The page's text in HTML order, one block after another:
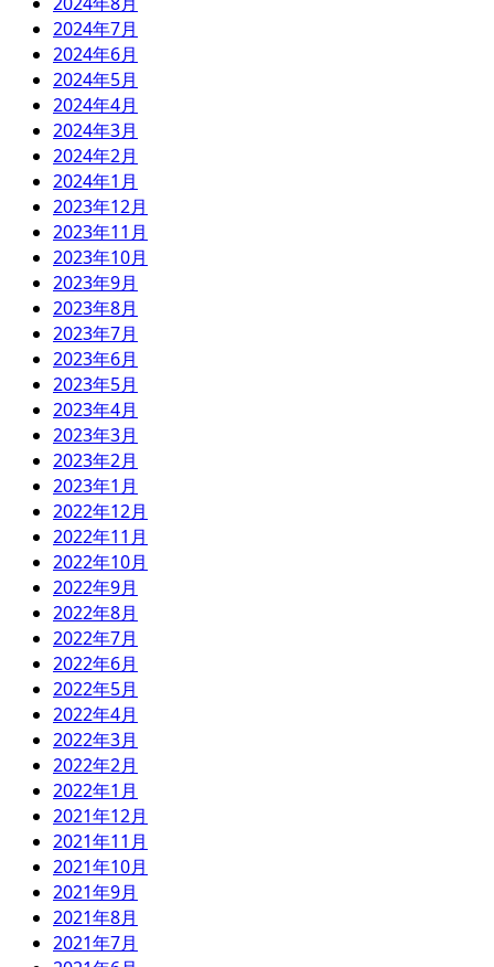
2024年7月
2024年6月
2024年5月
2024年4月
2024年3月
2024年2月
2024年1月
2023年12月
2023年11月
2023年10月
2023年9月
2023年8月
2023年7月
2023年6月
2023年5月
2023年4月
2023年3月
2023年2月
2023年1月
2022年12月
2022年11月
2022年10月
2022年9月
2022年8月
2022年7月
2022年6月
2022年5月
2022年4月
2022年3月
2022年2月
2022年1月
2021年12月
2021年11月
2021年10月
2021年9月
2021年8月
2021年7月